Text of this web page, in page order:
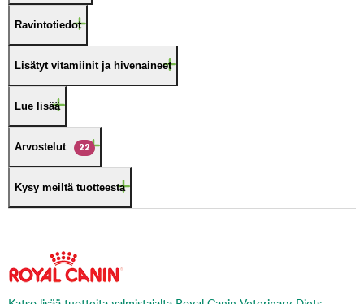
Ravintotiedot
Lisätyt vitamiinit ja hivenaineet
Lue lisää
Arvostelut 22
Kysy meiltä tuotteesta